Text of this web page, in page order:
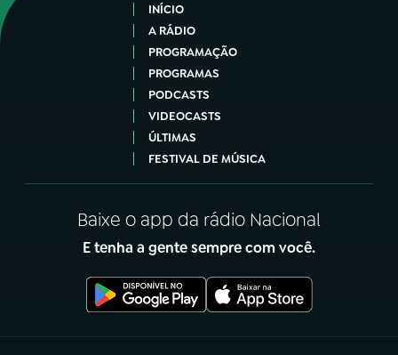
INÍCIO
A RÁDIO
PROGRAMAÇÃO
PROGRAMAS
PODCASTS
VIDEOCASTS
ÚLTIMAS
FESTIVAL DE MÚSICA
Baixe o app da rádio Nacional
E tenha a gente sempre com você.